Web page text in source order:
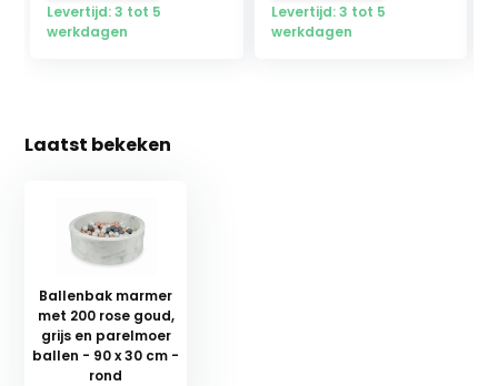
Levertijd: 3 tot 5
werkdagen
Levertijd: 3 tot 5
werkdagen
Laatst bekeken
Ballenbak marmer
met 200 rose goud,
grijs en parelmoer
ballen - 90 x 30 cm -
rond